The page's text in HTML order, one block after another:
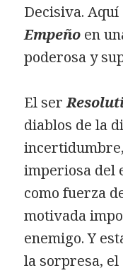
Decisiva.
Empeño en
poderosa y
El ser
diablos de la
imperiosa del
como fuerza
motivada
enemigo. Y
la sorpresa,